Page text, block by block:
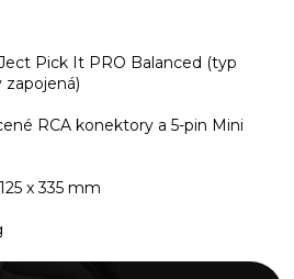
Pick It PRO Balanced (typ
RCA konektory a 5-pin Mini
x 335 mm